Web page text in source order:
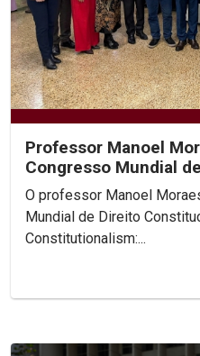
Professor Manoel
Congresso Mundial
Constitucional, na
O professor Manoel
Mundial de Direito
Constitutionalism:...